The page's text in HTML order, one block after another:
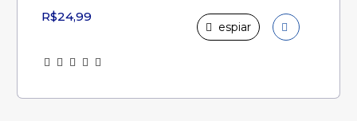
R$24,99
espiar